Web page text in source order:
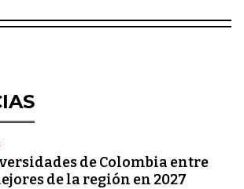
de Colombia entre
de la región en 2027